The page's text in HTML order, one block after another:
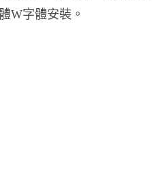
W字體安裝。